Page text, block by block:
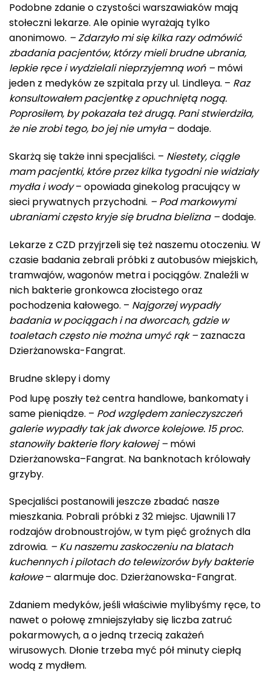
Podobne zdanie o czystości warszawiaków mają
stołeczni lekarze. Ale opinie wyrażają tylko
anonimowo. – Zdarzyło mi się kilka razy odmówić
zbadania pacjentów, którzy mieli brudne ubrania,
lepkie ręce i wydzielali nieprzyjemną woń – mówi
jeden z medyków ze szpitala przy ul. Lindleya. – Raz
konsultowałem pacjentkę z opuchniętą nogą.
Poprosiłem, by pokazała też drugą. Pani stwierdziła,
że nie zrobi tego, bo jej nie umyła– dodaje.
Skarżą się także inni specjaliści. – Niestety, ciągle
mam pacjentki, które przez kilka tygodni nie widziały
mydła i wody– opowiada ginekolog pracujący w
sieci prywatnych przychodni. – Pod markowymi
ubraniami często kryje się brudna bielizna –dodaje.
Lekarze z CZD przyjrzeli się też naszemu otoczeniu. W
czasie badania zebrali próbki z autobusów miejskich,
tramwajów, wagonów metra i pociągów. Znaleźli w
nich bakterie gronkowca złocistego oraz
pochodzenia kałowego. – Najgorzej wypadły
badania w pociągach i na dworcach, gdzie w
toaletach często nie można umyć rąk – zaznacza
Dzierżanowska-Fangrat.
Brudne sklepy i domy
Pod lupę poszły też centra handlowe, bankomaty i
same pieniądze. – Pod względem zanieczyszczeń
galerie wypadły tak jak dworce kolejowe. 15 proc.
stanowiły bakterie flory kałowej – mówi
Dzierżanowska–Fangrat. Na banknotach królowały
grzyby.
Specjaliści postanowili jeszcze zbadać nasze
mieszkania. Pobrali próbki z 32 miejsc. Ujawnili 17
rodzajów drobnoustrojów, w tym pięć groźnych dla
zdrowia. – Ku naszemu zaskoczeniu na blatach
kuchennych i pilotach do telewizorów były bakterie
kałowe– alarmuje doc. Dzierżanowska-Fangrat.
Zdaniem medyków, jeśli właściwie mylibyśmy ręce, to
nawet o połowę zmniejszyłaby się liczba zatruć
pokarmowych, a o jedną trzecią zakażeń
wirusowych. Dłonie trzeba myć pół minuty ciepłą
wodą z mydłem.